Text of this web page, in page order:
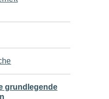
grundlegende